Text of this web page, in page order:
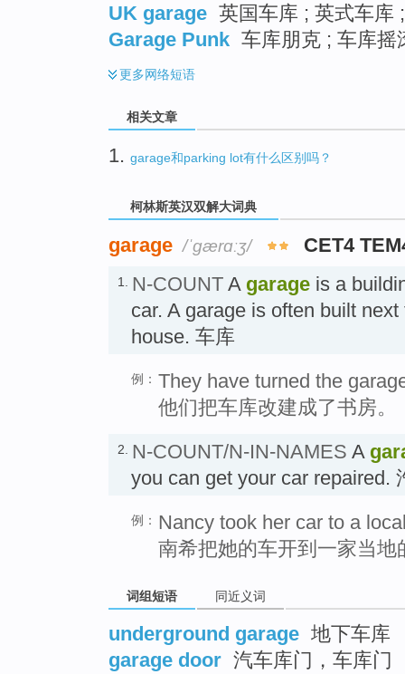
UK garage 英国车库 ; 英式车库
Garage Punk 车库朋克 ; 车库摇
更多网络短语
相关文章
1. garage和parking lot有什么区别吗？
柯林斯英汉双解大词典
garage /ˈɡærɑːʒ/ CET4
1. N-COUNT A garage is a
car. A garage is often built
house. 车库
例： They have turned the
他们把车库改建成了书房。
2. N-COUNT/N-IN-NAMES A
you can get your car repaired.
例： Nancy took her car to a
南希把她的车开到一家当地
词组短语 同近义词
underground garage 地下车库
garage door 汽车库门，车库门